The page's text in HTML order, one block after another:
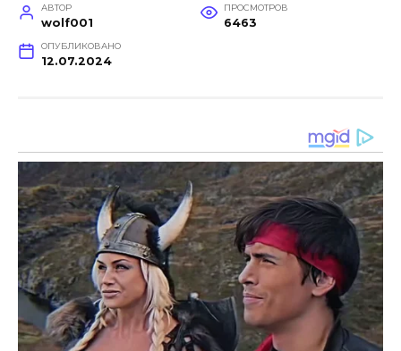
АВТОР
wolf001
ПРОСМОТРОВ
6463
ОПУБЛИКОВАНО
12.07.2024